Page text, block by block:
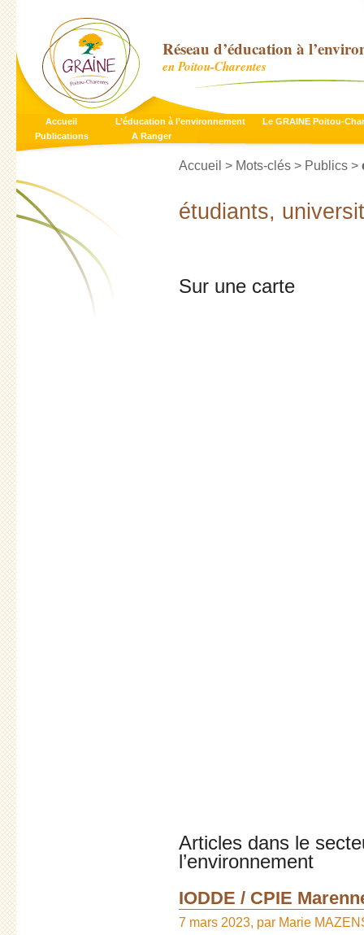
Réseau d’éducation à
en Poitou-Charentes
Accueil L’éducation à l’environnement
Le GRAINE Poitou-
Publications
A Ranger
Accueil > Mots-clés > Publics >
étudiants,
Sur une carte
Articles dans le
l’environnement
IODDE / CPIE
7 mars 2023, par Marie